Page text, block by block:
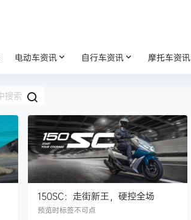
电动车资讯 自行车资讯 摩托车资讯
150SC：走街新王，硬控全场
预览时标签不可点